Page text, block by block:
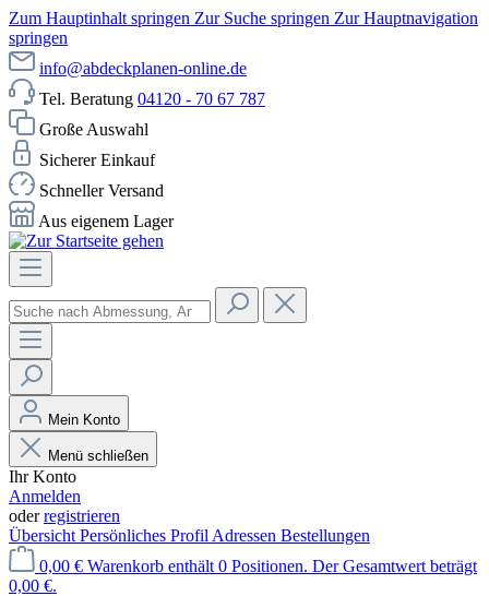
Zum Hauptinhalt springen Zur Suche springen Zur Hauptnavigation
springen
info@abdeckplanen-online.de
Tel. Beratung 04120 - 70 67 787
Große Auswahl
Sicherer Einkauf
Schneller Versand
Aus eigenem Lager
Mein Konto
Menü schließen
Ihr Konto
Anmelden
oderregistrieren
Übersicht Persönliches Profil Adressen Bestellungen
0,00 € Warenkorb enthält 0 Positionen. Der Gesamtwert beträgt
0,00 €.